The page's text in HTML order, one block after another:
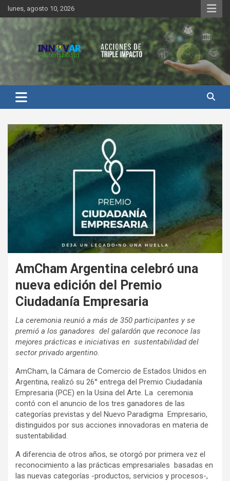
Saltar
al
contenido
lunes, agosto 10, 2026
Innovar Sustentabilidad
AmCham Argentina celebró una
nueva edición del Premio
Ciudadanía Empresaria
La ceremonia reunió a más de 350 participantes y se
premió a los ganadores del galardón que reconoce las
mejores prácticas e iniciativas en sustentabilidad del
sector privado argentino.
AmCham, la Cámara de Comercio de Estados Unidos en
Argentina, realizó su 26° entrega del Premio Ciudadanía
Empresaria (PCE) en la Usina del Arte. La ceremonia
contó con el anuncio de los tres ganadores de las
categorías previstas y del Nuevo Paradigma Empresario,
distinguidos por sus acciones innovadoras en materia de
sustentabilidad.
A diferencia de otros años, se otorgó por primera vez el
reconocimiento a las prácticas empresariales basadas en
las nuevas categorías -productos, servicios y procesos-,